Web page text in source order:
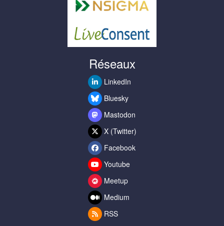
Réseaux
LinkedIn
Bluesky
Mastodon
X (Twitter)
Facebook
Youtube
Meetup
Medium
RSS